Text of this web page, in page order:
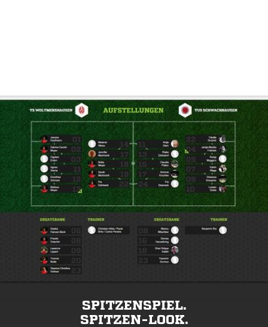
SPITZENSPIEL.
SPITZEN-LOOK.